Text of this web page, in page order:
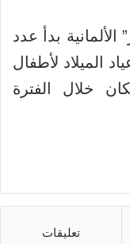
بدأ عدد
الميلاد لأطفال
خلال الفترة
تعليقات